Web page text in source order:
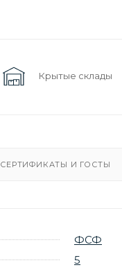
Крытые склады
СЕРТИФИКАТЫ И ГОСТЫ
ФСФ
5